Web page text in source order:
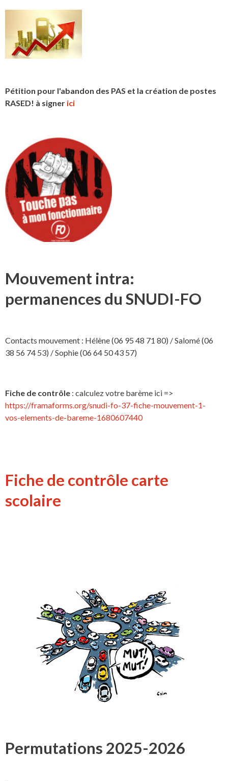
Pétition pour l'abandon des PAS et la création de postes
RASED! à signer ici
Mouvement intra:
permanences du SNUDI-FO
Contacts mouvement : Hélène (06 95 48 71 80) / Salomé (06
38 56 74 53) / Sophie (06 64 50 43 57)
Fiche de contrôle : calculez votre barème ici =>
https://framaforms.org/snudi-fo-37-fiche-mouvement-1-
vos-elements-de-bareme-1680607440
Fiche de contrôle carte
scolaire
Permutations 2025-2026